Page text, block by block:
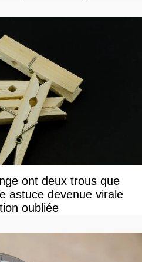
ont deux trous que
astuce devenue virale
oubliée